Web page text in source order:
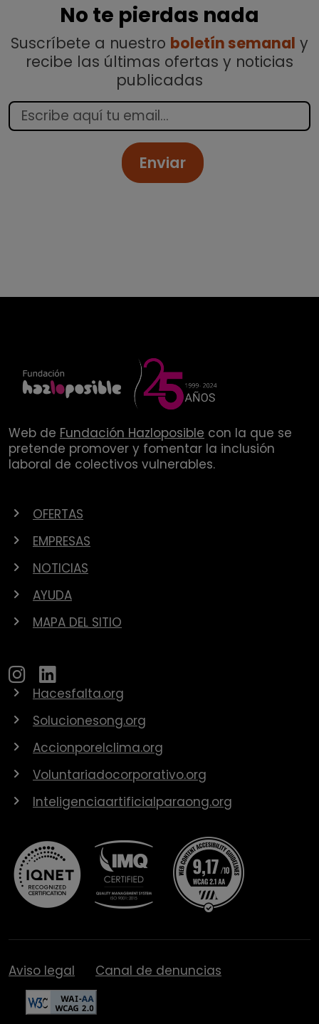
No te pierdas nada
Suscríbete a nuestro boletín semanal y
recibe las últimas ofertas y noticias
publicadas
Enviar
Web de Fundación Hazloposible con la que se
pretende promover y fomentar la inclusión
laboral de colectivos vulnerables.
OFERTAS
EMPRESAS
NOTICIAS
AYUDA
MAPA DEL SITIO
Hacesfalta.org
Solucionesong.org
Accionporelclima.org
Voluntariadocorporativo.org
Inteligenciaartificialparaong.org
Aviso legal Canal de denuncias